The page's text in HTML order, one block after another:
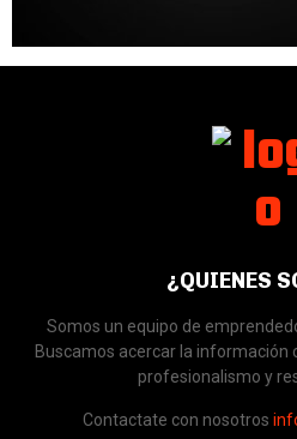
¿QUIENES
Somos un equipo de
Buscamos acercar la información
profesionalismo y
Contactate con nosotros